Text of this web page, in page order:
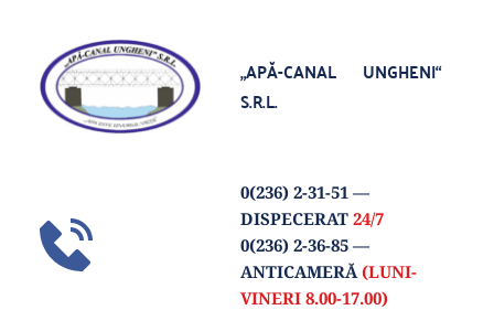
„APĂ-CANAL UNGHENI“
S.R.L.
0(236) 2-31-51 —
DISPECERAT 24/7
0(236) 2-36-85 —
ANTICAMERĂ (LUNI-
VINERI 8.00-17.00)